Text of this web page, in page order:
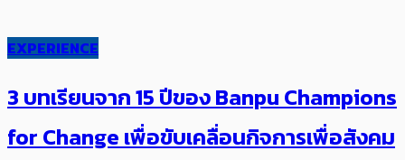
EXPERIENCE
3 บทเรียนจาก 15 ปีของ Banpu Champions
for Change เพื่อขับเคลื่อนกิจการเพื่อสังคม